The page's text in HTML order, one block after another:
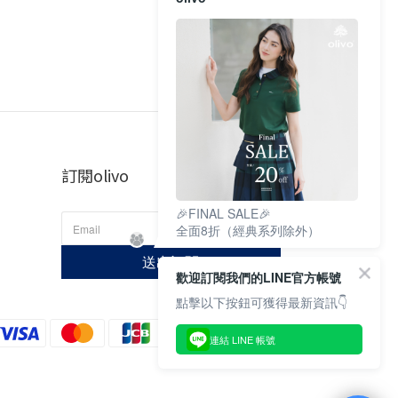
訂閱olivo
送出訂閱
🎉FINAL SALE🎉
全面8折（經典系列除外）
歡迎訂閱我們的LINE官方帳號
點擊以下按鈕可獲得最新資訊👇
連結 LINE 帳號